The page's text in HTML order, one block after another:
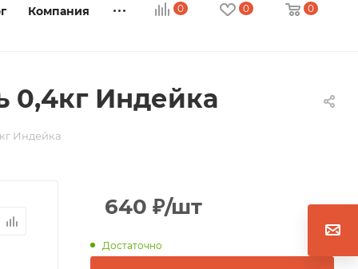
0 0 0
Компания
0,4кг Индейка
Индейка
640 ₽/шт
Достаточно